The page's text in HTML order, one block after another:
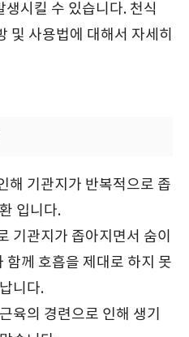
시킬 수 있습니다. 천식
및 사용법에 대해서 자세히
해 기관지가 반복적으로 좁
입니다.
기관지가 좁아지면서 숨이
함께 호흡을 제대로 하지 못
니다.
육의 경련으로 인해 생기